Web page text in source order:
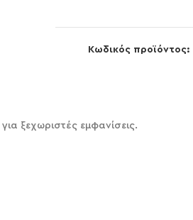
Κωδικός προϊόντος:
ξεχωριστές εμφανίσεις.